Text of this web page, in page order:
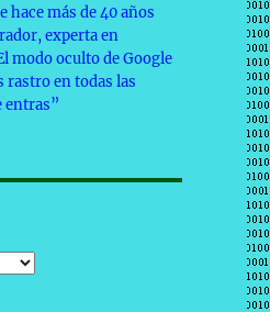
hace más de 40 años
experta en
modo oculto de Google
rastro en todas las
entras”